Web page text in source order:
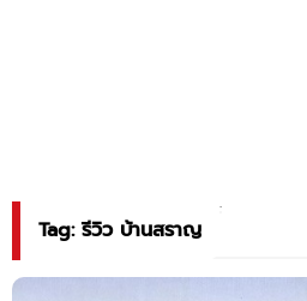
Tag: รีวิว บ้านสราญ